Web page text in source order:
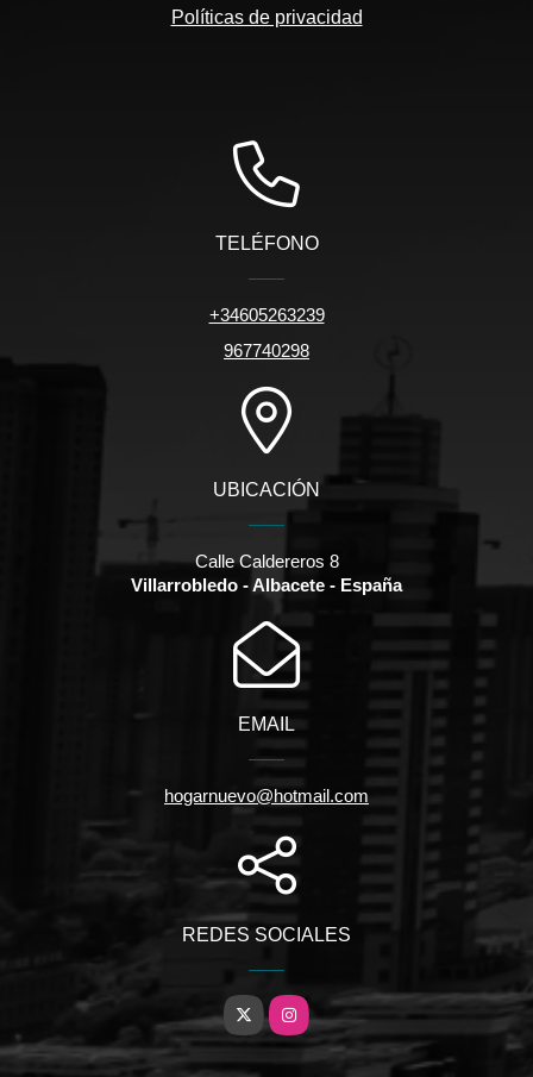
Políticas de privacidad
TELÉFONO
+34605263239
967740298
UBICACIÓN
Calle Caldereros 8
Villarrobledo - Albacete - España
EMAIL
hogarnuevo@hotmail.com
REDES SOCIALES
X Instagram